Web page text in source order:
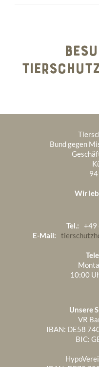
Bund gegen
Wir
Tel.:
+49
E-Mail:
10:00
Unsere
VR
IBAN: DE58
BIC: